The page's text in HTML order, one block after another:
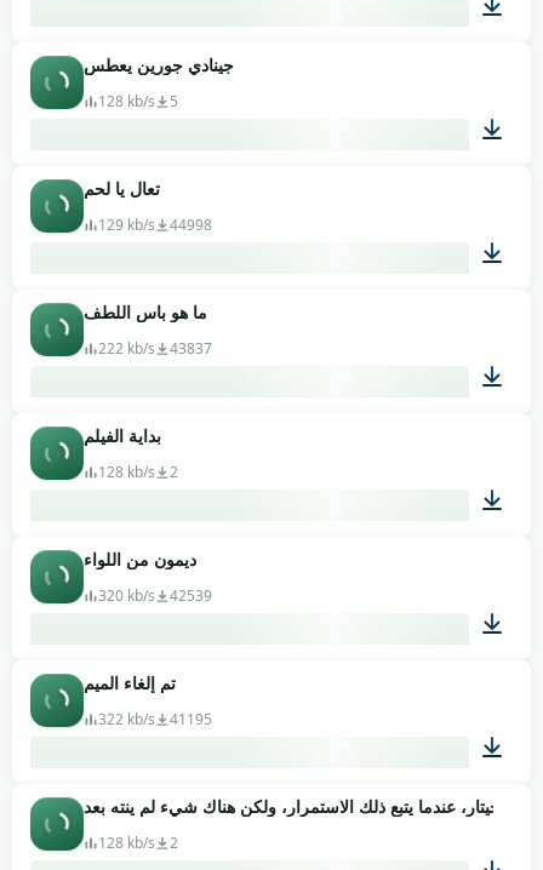
جينادي جورين يعطس
128 kb/s 5
تعال يا لحم
129 kb/s 44998
ما هو باس اللطف
222 kb/s 43837
بداية الفيلم
128 kb/s 2
ديمون من اللواء
320 kb/s 42539
تم إلغاء الميم
322 kb/s 41195
00:05
128 kb/s
2